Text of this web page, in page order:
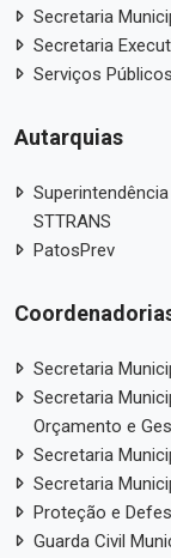
Secretaria
Secretaria
Serviços Públicos
Autarquias
STTRANS
PatosPrev
Secretaria
Secretaria
Orçamento e
Secretaria
Secretaria
Proteção e
Guarda Civil